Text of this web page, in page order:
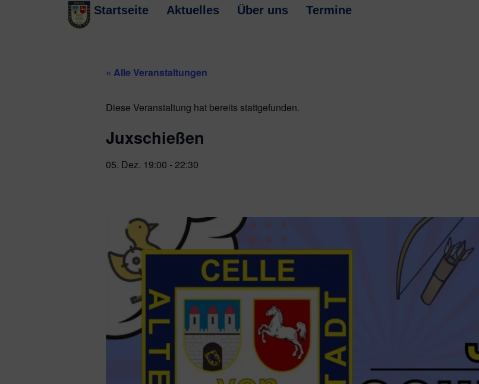
Startseite Aktuelles Über uns Termine
« Alle Veranstaltungen
Diese Veranstaltung hat bereits stattgefunden.
Juxschießen
05. Dez. 19:00 -22:30